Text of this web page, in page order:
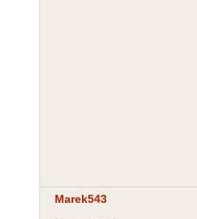
Marek543